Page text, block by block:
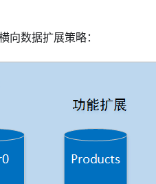
向数据扩展策略：